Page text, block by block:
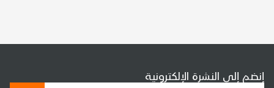
إنضم إلى النشرة الإلكترونية